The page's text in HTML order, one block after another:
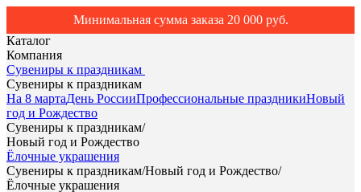
Минимальная сумма заказа 20 000 руб.
Каталог
Компания
Сувениры к праздникам
Сувениры к праздникам
На 8 мартаДень РоссииПрофессиональные праздникиНовый
год и Рождество
Сувениры к праздникам/
Новый год и Рождество
Ёлочные украшения
Сувениры к праздникам/Новый год и Рождество/
Ёлочные украшения